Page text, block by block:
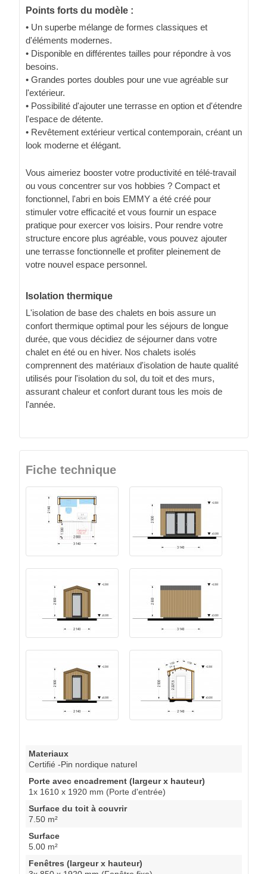
Points forts du modèle :
• Un superbe mélange de formes classiques et
d'éléments modernes.
• Disponible en différentes tailles pour répondre à vos
besoins.
• Grandes portes doubles pour une vue agréable sur
l'extérieur.
• Possibilité d'ajouter une terrasse en option et d'étendre
l'espace de détente.
• Revêtement extérieur vertical contemporain, créant un
look moderne et élégant.
Vous aimeriez booster votre productivité en télé-travail
ou vous concentrer sur vos hobbies ? Compact et
fonctionnel, l'abri en bois EMMY a été créé pour
stimuler votre efficacité et vous fournir un espace
pratique pour exercer vos loisirs. Pour rendre votre
structure encore plus agréable, vous pouvez ajouter
une terrasse fonctionnelle et profiter pleinement de
votre nouvel espace personnel.
Isolation thermique
L'isolation de base des chalets en bois assure un
confort thermique optimal pour les séjours de longue
durée, que vous décidiez de séjourner dans votre
chalet en été ou en hiver. Nos chalets isolés
comprennent des matériaux d'isolation de haute qualité
utilisés pour l'isolation du sol, du toit et des murs,
assurant chaleur et confort durant tous les mois de
l'année.
Fiche technique
Materiaux
Certifié -Pin nordique naturel
Porte avec encadrement (largeur x hauteur)
1x 1610 x 1920 mm (Porte d'entrée)
Surface du toit à couvrir
7.50 m²
Surface
5.00 m²
Fenêtres (largeur x hauteur)